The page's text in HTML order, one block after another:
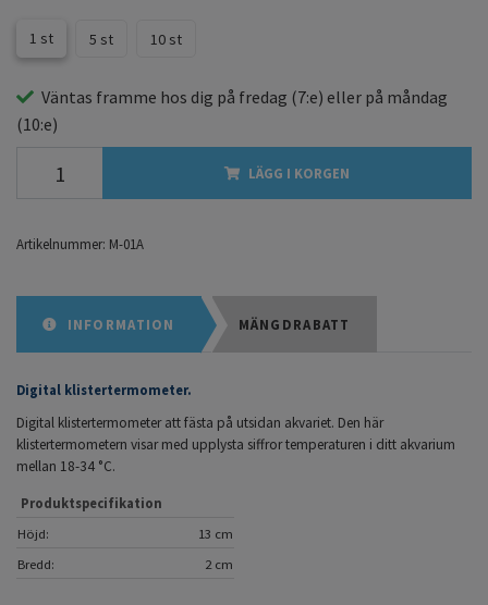
1 st 5 st 10 st
Väntas framme hos dig på fredag (7:e) eller på måndag
(10:e)
LÄGG I KORGEN
Artikelnummer: M-01A
INFORMATION MÄNGDRABATT
Digital klistertermometer.
Digital klistertermometer att fästa på utsidan akvariet. Den här
klistertermometern visar med upplysta siffror temperaturen i ditt akvarium
mellan 18-34 °C.
Produktspecifikation
Höjd:
13 cm
Bredd:
2 cm